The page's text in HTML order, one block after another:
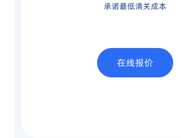
承诺最低清关成本
在线报价